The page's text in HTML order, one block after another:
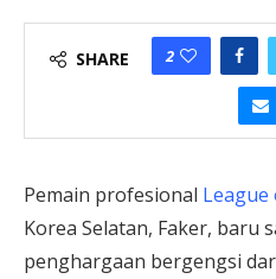
SHARE 2
Pemain profesional League
Korea Selatan, Faker, baru
penghargaan bergengsi